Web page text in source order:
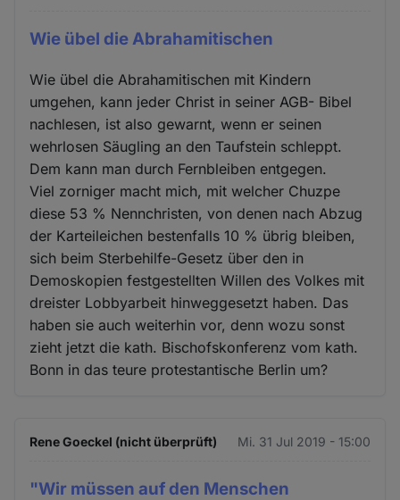
Wie übel die Abrahamitischen
Wie übel die Abrahamitischen mit Kindern
umgehen, kann jeder Christ in seiner AGB- Bibel
nachlesen, ist also gewarnt, wenn er seinen
wehrlosen Säugling an den Taufstein schleppt.
Dem kann man durch Fernbleiben entgegen.
Viel zorniger macht mich, mit welcher Chuzpe
diese 53 % Nennchristen, von denen nach Abzug
der Karteileichen bestenfalls 10 % übrig bleiben,
sich beim Sterbehilfe-Gesetz über den in
Demoskopien festgestellten Willen des Volkes mit
dreister Lobbyarbeit hinweggesetzt haben. Das
haben sie auch weiterhin vor, denn wozu sonst
zieht jetzt die kath. Bischofskonferenz vom kath.
Bonn in das teure protestantische Berlin um?
Rene Goeckel (nicht überprüft) Mi. 31 Jul 2019 - 15:00
"Wir müssen auf den Menschen